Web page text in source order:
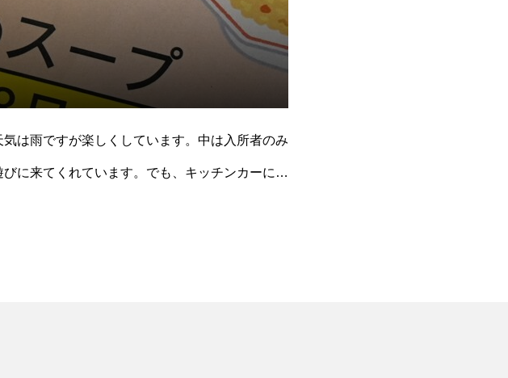
は雨ですが楽しくしています。中は入所者のみ
に来てくれています。でも、キッチンカーにも